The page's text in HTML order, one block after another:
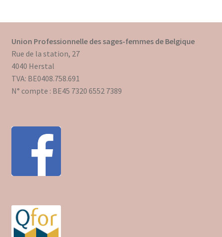
Union Professionnelle des sages-femmes de Belgique
Rue de la station, 27
4040 Herstal
TVA: BE0408.758.691
N° compte : BE45 7320 6552 7389